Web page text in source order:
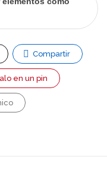
Compartir
en un pin